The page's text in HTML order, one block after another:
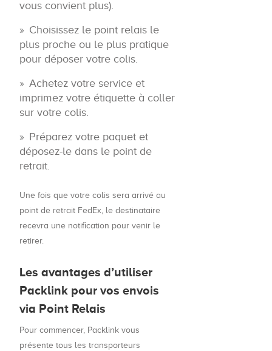
vous convient plus).
Choisissez le point relais le
plus proche ou le plus pratique
pour déposer votre colis.
Achetez votre service et
imprimez votre étiquette à coller
sur votre colis.
Préparez votre paquet et
déposez-le dans le point de
retrait.
Une fois que votre colis sera arrivé au
point de retrait FedEx, le destinataire
recevra une notification pour venir le
retirer.
Les avantages d’utiliser
Packlink pour vos envois
via Point Relais
Pour commencer, Packlink vous
présente tous les transporteurs